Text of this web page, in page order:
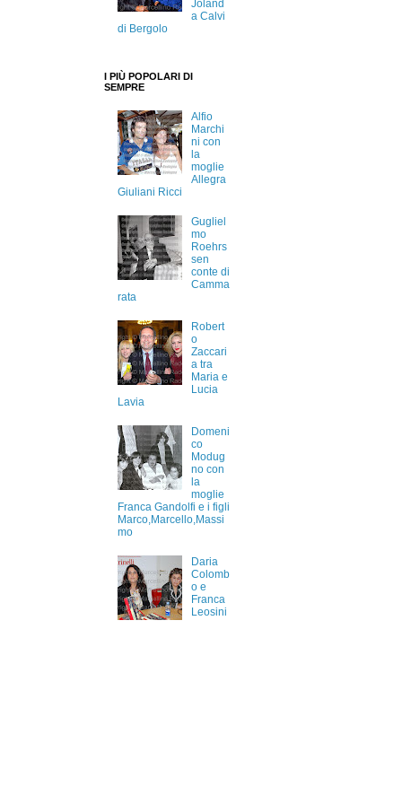
Joland
a Calvi
di Bergolo
I PIÙ POPOLARI DI
SEMPRE
Alfio
Marchi
ni con
la
moglie
Allegra
Giuliani Ricci
Gugliel
mo
Roehrs
sen
conte di
Camma
rata
Robert
o
Zaccari
a tra
Maria e
Lucia
Lavia
Domeni
co
Modug
no con
la
moglie
Franca Gandolfi e i figli
Marco,Marcello,Massi
mo
Daria
Colomb
o e
Franca
Leosini